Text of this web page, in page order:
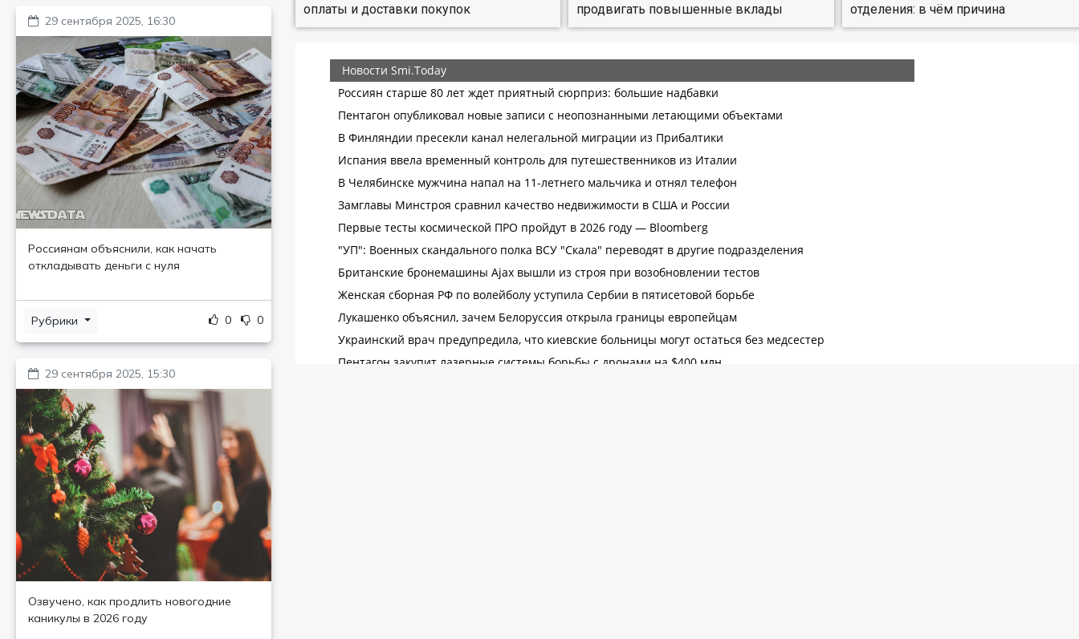
29 сентября 2025, 16:30
Россиянам объяснили, как начать
откладывать деньги с нуля
Рубрики 0 0
29 сентября 2025, 15:30
Озвучено, как продлить новогодние
каникулы в 2026 году
оплаты и доставки покупок
продвигать повышенные вклады
отделения: в чём причина